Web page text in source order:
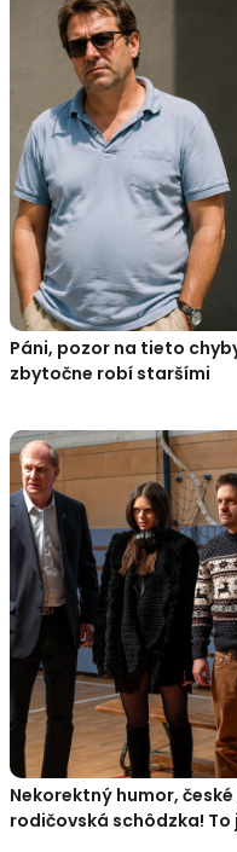
Páni, pozor na tieto
zbytočne robí staršími
Nekorektný humor,
rodičovská schôdzka! To